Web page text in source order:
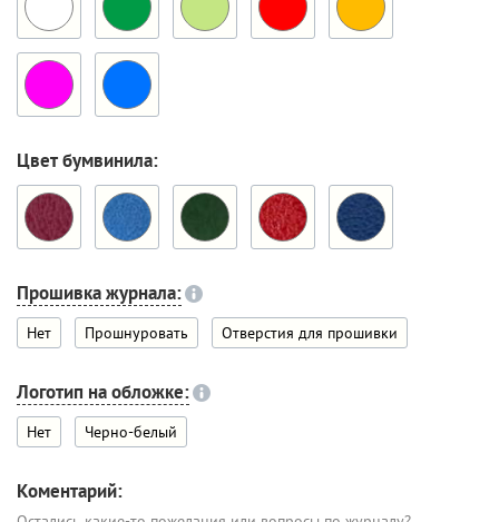
Цвет бумвинила:
Прошивка журнала:
Нет Прошнуровать Отверстия для прошивки
Логотип на обложке:
Нет Черно-белый
Коментарий: